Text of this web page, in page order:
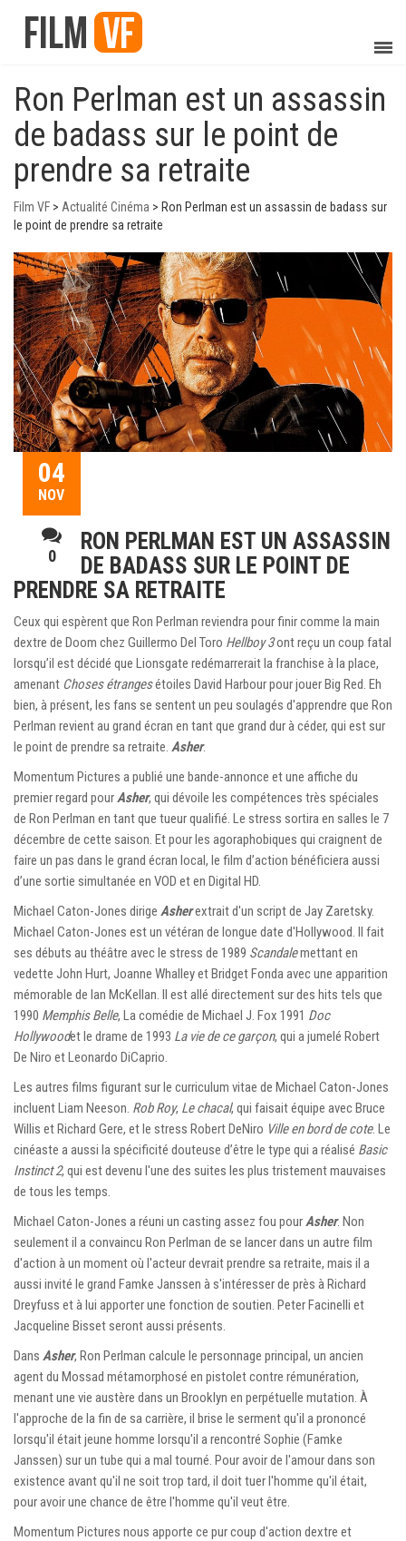
Ron Perlman est un assassin
de badass sur le point de
prendre sa retraite
Film VF > Actualité Cinéma > Ron Perlman est un assassin de badass sur
le point de prendre sa retraite
04
NOV
0
RON PERLMAN EST UN ASSASSIN
DE BADASS SUR LE POINT DE
PRENDRE SA RETRAITE
Ceux qui espèrent que Ron Perlman reviendra pour finir comme la main
dextre de Doom chez Guillermo Del Toro Hellboy 3ont reçu un coup fatal
lorsqu’il est décidé que Lionsgate redémarrerait la franchise à la place,
amenant Choses étrangesétoiles David Harbour pour jouer Big Red. Eh
bien, à présent, les fans se sentent un peu soulagés d'apprendre que Ron
Perlman revient au grand écran en tant que grand dur à céder, qui est sur
le point de prendre sa retraite. Asher.
Momentum Pictures a publié une bande-annonce et une affiche du
premier regard pourAsher, qui dévoile les compétences très spéciales
de Ron Perlman en tant que tueur qualifié. Le stress sortira en salles le 7
décembre de cette saison. Et pour les agoraphobiques qui craignent de
faire un pas dans le grand écran local, le film d’action bénéficiera aussi
d’une sortie simultanée en VOD et en Digital HD.
Michael Caton-Jones dirige Asherextrait d'un script de Jay Zaretsky.
Michael Caton-Jones est un vétéran de longue date d'Hollywood. Il fait
ses débuts au théâtre avec le stress de 1989 Scandalemettant en
vedette John Hurt, Joanne Whalley et Bridget Fonda avec une apparition
mémorable de Ian McKellan. Il est allé directement sur des hits tels que
1990 Memphis Belle, La comédie de Michael J. Fox 1991 Doc
Hollywoodet le drame de 1993 La vie de ce garçon, qui a jumelé Robert
De Niro et Leonardo DiCaprio.
Les autres films figurant sur le curriculum vitae de Michael Caton-Jones
incluent Liam Neeson. Rob Roy, Le chacal, qui faisait équipe avec Bruce
Willis et Richard Gere, et le stress Robert DeNiro Ville en bord de cote. Le
cinéaste a aussi la spécificité douteuse d’être le type qui a réalisé Basic
Instinct 2, qui est devenu l'une des suites les plus tristement mauvaises
de tous les temps.
Michael Caton-Jones a réuni un casting assez fou pourAsher. Non
seulement il a convaincu Ron Perlman de se lancer dans un autre film
d'action à un moment où l'acteur devrait prendre sa retraite, mais il a
aussi invité le grand Famke Janssen à s'intéresser de près à Richard
Dreyfuss et à lui apporter une fonction de soutien. Peter Facinelli et
Jacqueline Bisset seront aussi présents.
Dans Asher, Ron Perlman calcule le personnage principal, un ancien
agent du Mossad métamorphosé en pistolet contre rémunération,
menant une vie austère dans un Brooklyn en perpétuelle mutation. À
l'approche de la fin de sa carrière, il brise le serment qu'il a prononcé
lorsqu'il était jeune homme lorsqu'il a rencontré Sophie (Famke
Janssen) sur un tube qui a mal tourné. Pour avoir de l'amour dans son
existence avant qu'il ne soit trop tard, il doit tuer l'homme qu'il était,
pour avoir une chance de être l'homme qu'il veut être.
Momentum Pictures nous apporte ce pur coup d'action dextre et